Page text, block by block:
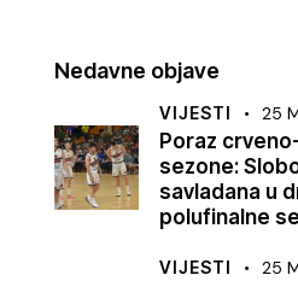
Nedavne objave
VIJESTI 25
Poraz
sezone:
savladana u
polufinalne
VIJESTI 25